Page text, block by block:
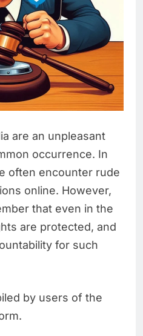
are an unpleasant
occurrence. In
often encounter rude
online. However,
that even in the
are protected, and
for such
by users of the